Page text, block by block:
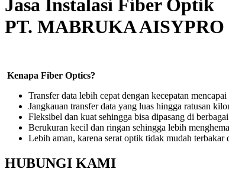
Jasa Instalasi Fiber Optik
PT. MABRUKA
Kenapa Fiber Optics?
Transfer data lebih cepat dengan kecepatan
Jangkauan transfer data yang luas hingga ratusan
Fleksibel dan kuat sehingga bisa dipasang di
Berukuran kecil dan ringan sehingga lebih
Lebih aman, karena serat optik tidak mudah
HUBUNGI KAMI